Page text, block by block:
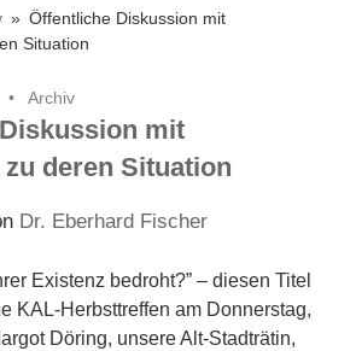
Öffentliche Diskussion mit
Situation
Archiv
mit
deren Situation
Dr. Eberhard Fischer
Existenz bedroht?” – diesen Titel
KAL-Herbsttreffen am Donnerstag,
Döring, unsere Alt-Stadträtin,